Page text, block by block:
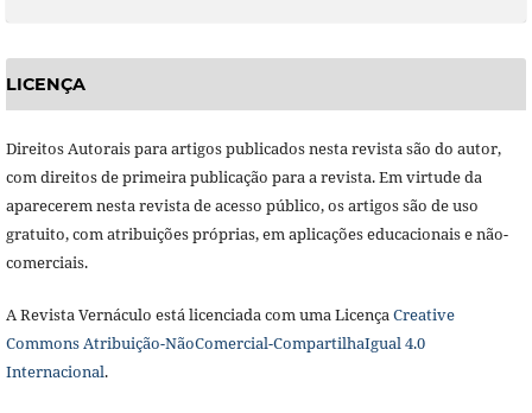
LICENÇA
Direitos Autorais para artigos publicados nesta revista são do autor,
com direitos de primeira publicação para a revista. Em virtude da
aparecerem nesta revista de acesso público, os artigos são de uso
gratuito, com atribuições próprias, em aplicações educacionais e não-
comerciais.
A Revista Vernáculo está licenciada com uma LicençaCreative
Commons Atribuição-NãoComercial-CompartilhaIgual 4.0
Internacional.